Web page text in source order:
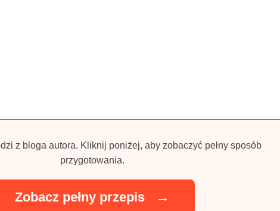
z bloga autora. Kliknij poniżej, aby zobaczyć pełny sposób
przygotowania.
Zobacz pełny przepis →